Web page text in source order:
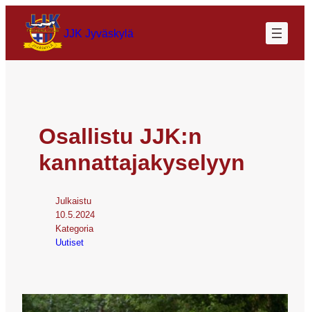
JJK Jyväskylä
Osallistu JJK:n
kannattajakyselyyn
Julkaistu
10.5.2024
Kategoria
Uutiset